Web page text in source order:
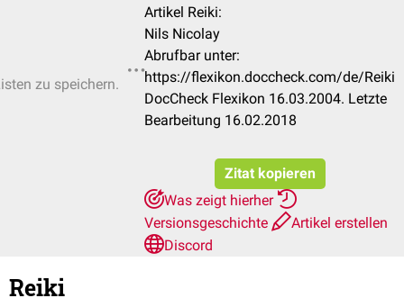
zu speichern.
Artikel Reiki:
Nils Nicolay
Abrufbar unter:
https://flexikon.doccheck.com/de/Reiki
DocCheck Flexikon 16.03.2004. Letzte
Bearbeitung 16.02.2018
Zitat kopieren
Was zeigt hierher
Versionsgeschichte
Artikel erstellen
Discord
Reiki